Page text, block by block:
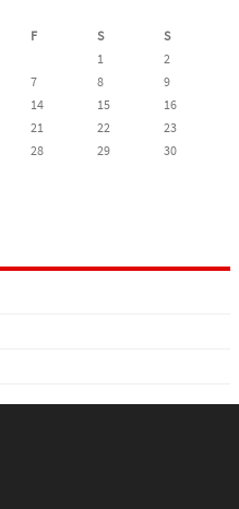
F S
S
1
2
7 8
9
14 15
16
21 22
23
28 29
30